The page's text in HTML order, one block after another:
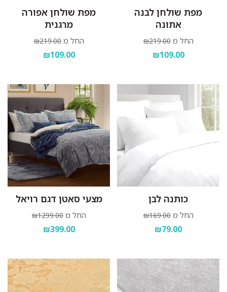
מפת שולחן לבנה
אתונה
החל מ ₪219.00
₪109.00
מפת שולחן אפורה
מרגנית
החל מ ₪219.00
₪109.00
כותנה לבן
החל מ ₪169.00
₪79.00
מצעי סאטן דגם רויאל
החל מ ₪1299.00
₪399.00